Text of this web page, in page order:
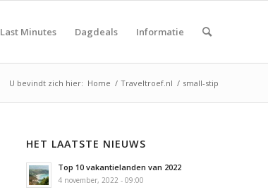
Last Minutes Dagdeals Informatie
U bevindt zich hier: Home / Traveltroef.nl / small-stip
HET LAATSTE NIEUWS
Top 10 vakantielanden van 2022
4 november, 2022 - 09:00